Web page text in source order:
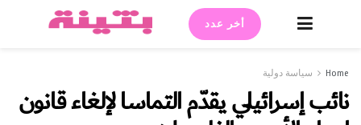
أخر عدد
Home سياسة دولية
نائب إسرائيلي يقدّم التماسا لإلغاء قانون